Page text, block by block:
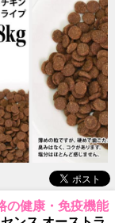
の健康・免疫機能